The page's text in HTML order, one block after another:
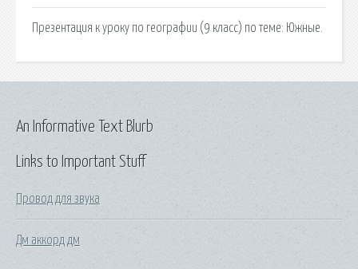
Презентация к уроку по географии (9 класс) по теме: Южные.
Links to Important Stuff
Провод для звука
Дм аккорд дм
An Informative Text Blurb